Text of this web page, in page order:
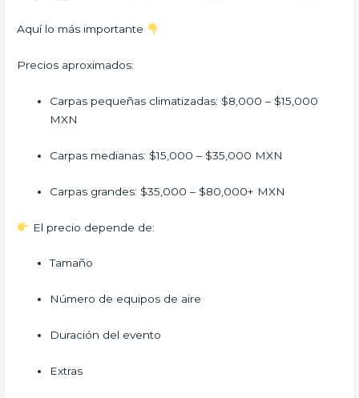
Aquí lo más importante
Precios aproximados:
Carpas pequeñas climatizadas: $8,000 – $15,000
MXN
Carpas medianas: $15,000 – $35,000 MXN
Carpas grandes: $35,000 – $80,000+ MXN
El precio depende de:
Tamaño
Número de equipos de aire
Duración del evento
Extras